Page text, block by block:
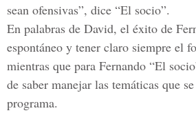
sean ofensivas”, dice “El socio”.
En palabras de David, el éxito de
espontáneo y tener claro siempre el
mientras que para Fernando “El
de saber manejar las temáticas que
programa.